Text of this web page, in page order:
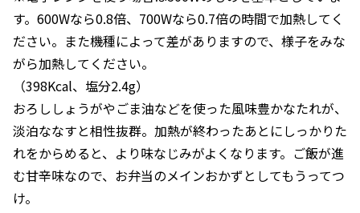
す。600Wなら0.8倍、700Wなら0.7倍の時間で加熱してく
ださい。また機種によって差がありますので、様子をみな
がら加熱してください。
（398Kcal、塩分2.4g）
おろししょうがやごま油などを使った風味豊かなたれが、
淡泊ななすと相性抜群。加熱が終わったあとにしっかりた
れをからめると、より味なじみがよくなります。ご飯が進
む甘辛味なので、お弁当のメインおかずとしてもうってつ
け。